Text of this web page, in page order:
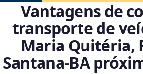
Vantagens de
transporte de
Maria Quitéria,
Santana‑BA